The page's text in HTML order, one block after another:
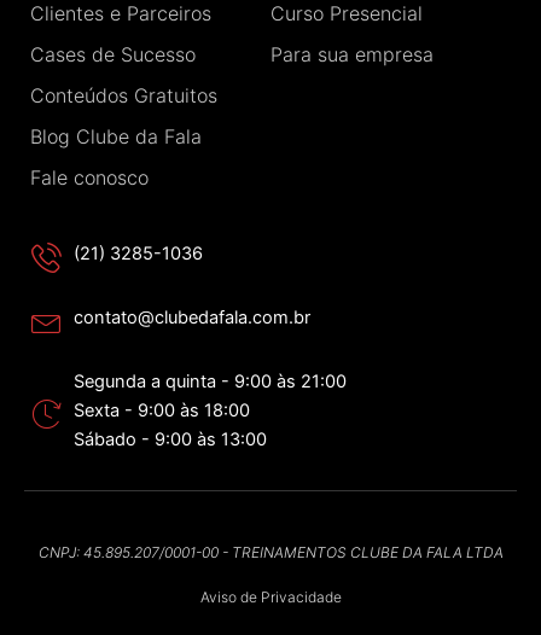
f
Clientes e Parceiros
Cases de Sucesso
Conteúdos Gratuitos
Blog Clube da Fala
Fale conosco
Curso Presencial
Para sua empresa
(21) 3285-1036
contato@clubedafala.com.br
Segunda a quinta - 9:00 às 21:00
Sexta - 9:00 às 18:00
Sábado - 9:00 às 13:00
CNPJ: 45.895.207/0001-00 - TREINAMENTOS CLUBE DA FALA LTDA
Aviso de Privacidade